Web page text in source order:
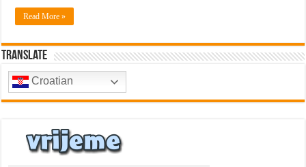
Read More »
Translate
Croatian